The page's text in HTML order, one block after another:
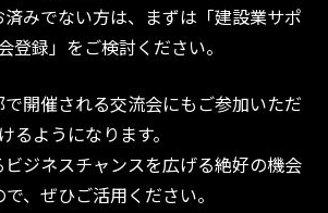
みでない方は、まずは「建設業サポ
登録」をご検討ください。
開催される交流会にもご参加いただ
けるようになります。
ジネスチャンスを広げる絶好の機会
、ぜひご活用ください。